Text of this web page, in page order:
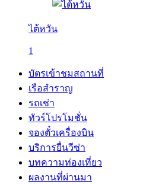
ไต้หวัน
1
บัตรเข้าชมสถานที่
เรือสำราญ
รถเช่า
ทัวร์โปรโมชั่น
จองตั๋วเครื่องบิน
บริการยื่นวีซ่า
บทความท่องเที่ยว
ผลงานที่ผ่านมา